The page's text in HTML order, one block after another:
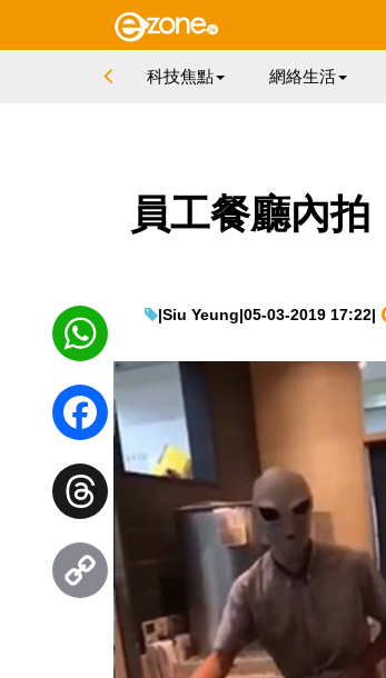
科技焦點 網絡生活
員工餐廳內
|Siu Yeung|05-03-2019 17:22|
WhatsApp
Facebook
Threads
Copy
Link